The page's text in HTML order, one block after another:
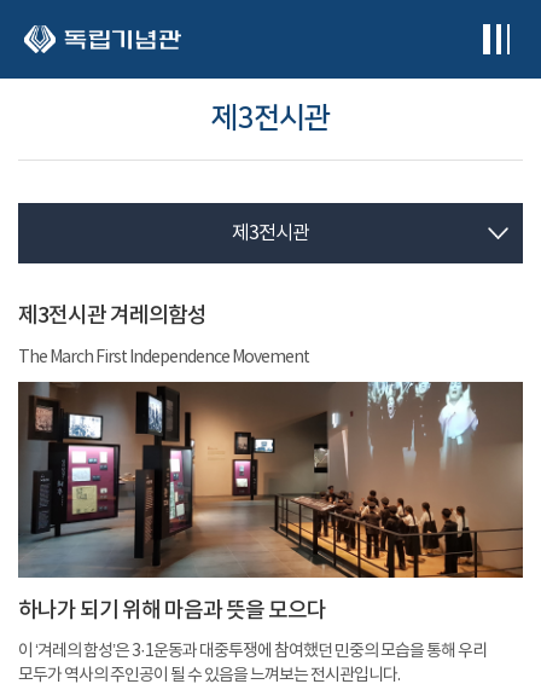
제3전시관
제3전시관
제3전시관 겨레의함성
The March First Independence Movement
하나가 되기 위해 마음과 뜻을 모으다
이 ‘겨레의 함성’은 3·1운동과 대중투쟁에 참여했던 민중의 모습을 통해 우리
모두가 역사의 주인공이 될 수 있음을 느껴보는 전시관입니다.